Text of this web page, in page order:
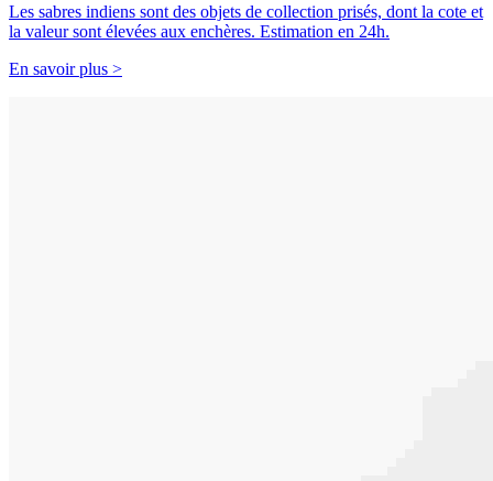
Les sabres indiens sont des objets de collection prisés, dont la cote et
la valeur sont élevées aux enchères. Estimation en 24h.
En savoir plus >